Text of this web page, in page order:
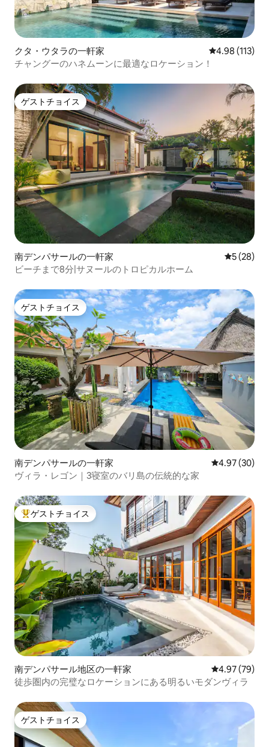
クタ・ウタラの一軒家 レビュー113
4.98 (113)
チャングーのハネムーンに最適なロケーション！
ゲストチョイス
ゲストチョイス
南デンパサールの一軒家 レビュー
5 (28)
ビーチまで8分|サヌールのトロピカルホーム
ゲストチョイス
ゲストチョイス
南デンパサールの一軒家 レビュー30
4.97 (30)
​ヴィラ・レゴン｜3寝室のバリ島の伝統的な家
大好評のゲストチョイスです。
ゲストチョイス
南デンパサール地区の一軒家 レビュー79
4.97 (79)
徒歩圏内の完璧なロケーションにある明るいモダンヴィラ
ゲストチョイス
ゲストチョイス